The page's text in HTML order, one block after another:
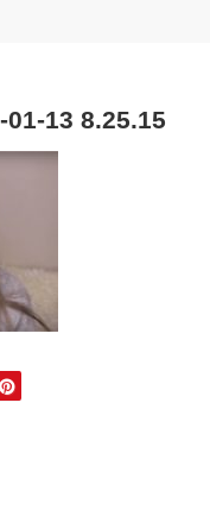
13 8.25.15